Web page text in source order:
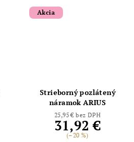
Akcia
Strieborný pozlátený
náramok ARIUS
25,95 € bez DPH
31,92 €
(–20 %)